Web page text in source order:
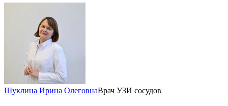
Шуклина Ирина ОлеговнаВрач УЗИ сосудов